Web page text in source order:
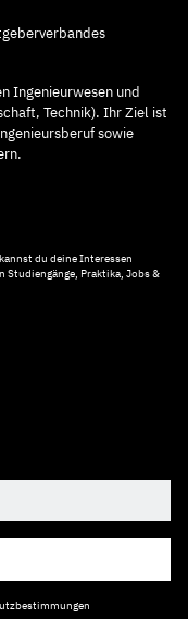
Ingenieurwesen und
Technik). Ihr Ziel ist
sowie
du deine Interessen
Studiengänge, Praktika, Jobs &